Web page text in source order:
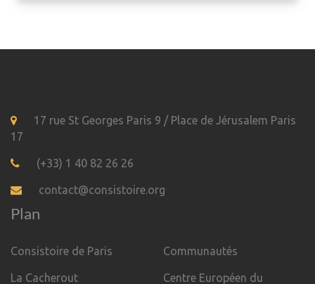
17 rue St Georges Paris 9 / Place de Jérusalem Paris
17
(+33) 1 40 82 26 26
contact@consistoire.org
Plan
Consistoire de Paris
La Cacherout
Communautés
Centre Européen du